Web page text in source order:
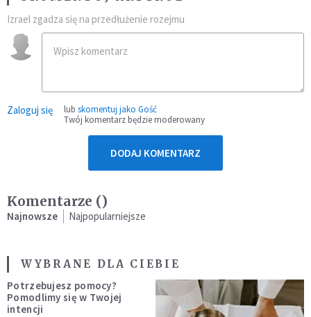
Izrael zgadza się na przedłużenie rozejmu
Zaloguj się lub skomentuj jako Gość
Twój komentarz będzie moderowany
DODAJ KOMENTARZ
Komentarze ()
Najnowsze Najpopularniejsze
WYBRANE DLA CIEBIE
Potrzebujesz pomocy?
Pomodlimy się w Twojej
intencji